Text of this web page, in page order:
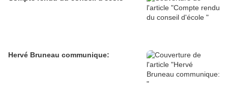
Hervé Bruneau communique: